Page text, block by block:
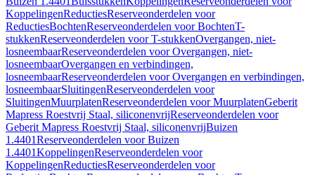
KoppelingenReductiesReserveonderdelen voor
ReductiesBochtenReserveonderdelen voor BochtenT-
stukkenReserveonderdelen voor T-stukkenOvergangen, niet-
losneembaarReserveonderdelen voor Overgangen, niet-
losneembaarOvergangen en verbindingen,
losneembaarReserveonderdelen voor Overgangen en verbindingen,
losneembaarSluitingenReserveonderdelen voor
SluitingenMuurplatenReserveonderdelen voor MuurplatenGeberit
Mapress Roestvrij Staal, siliconenvrijReserveonderdelen voor
Geberit Mapress Roestvrij Staal, siliconenvrijBuizen
1.4401Reserveonderdelen voor Buizen
1.4401KoppelingenReserveonderdelen voor
KoppelingenReductiesReserveonderdelen voor